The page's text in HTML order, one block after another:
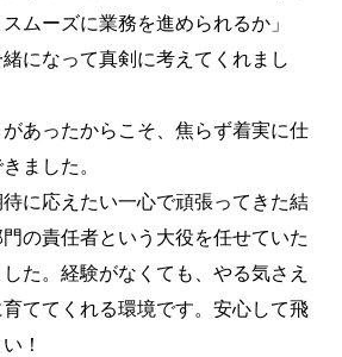
ムーズに業務を進められるか」
になって真剣に考えてくれまし
あったからこそ、焦らず着実に仕
ました。
に応えたい一心で頑張ってきた結
の責任者という大役を任せていた
た。経験がなくても、やる気さえ
ててくれる環境です。安心して飛
！